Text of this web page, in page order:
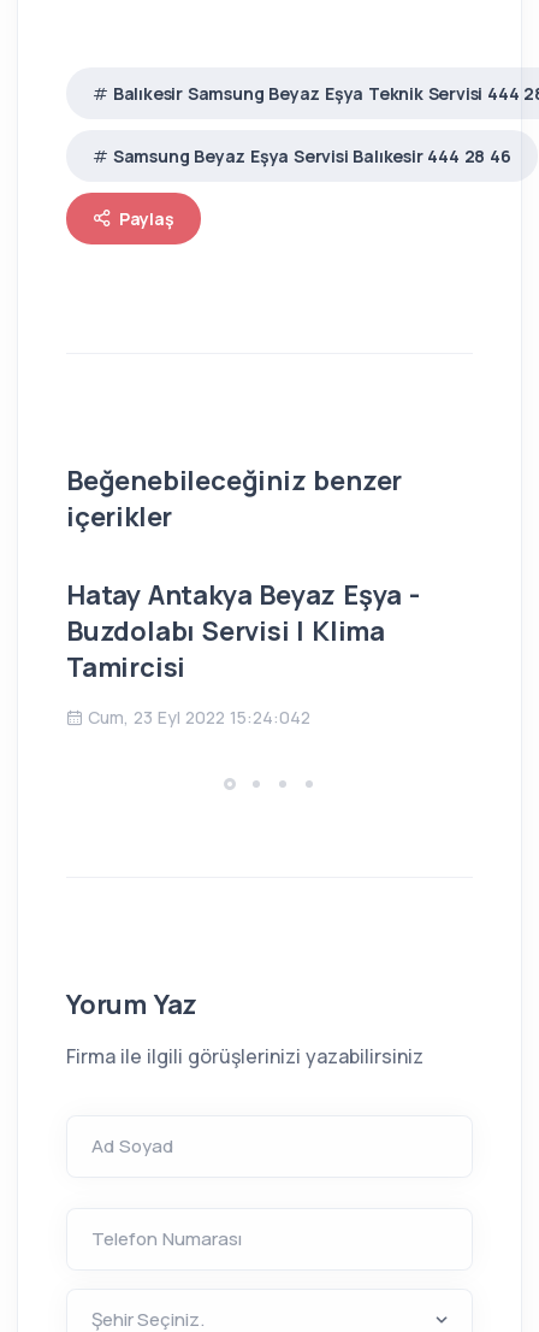
Balıkesir Samsung Beyaz Eşya Teknik Servisi 444
Samsung Beyaz Eşya Servisi Balıkesir 444 28 46
Paylaş
Beğenebileceğiniz benzer
içerikler
Hatay Antakya Beyaz Eşya -
Buzdolabı Servisi | Klima
Tamircisi
Cum, 23 Eyl 2022 15:24:042
Yorum Yaz
Firma ile ilgili görüşlerinizi yazabilirsiniz
Ad Soyad
Telefon Numarası